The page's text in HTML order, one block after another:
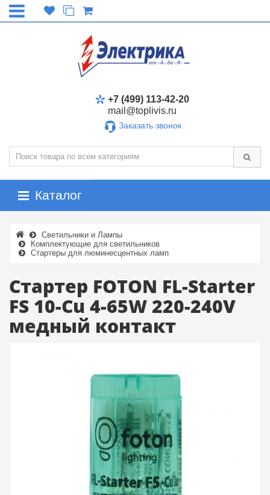
+7 (499) 113-42-20
mail@toplivis.ru
Заказать звонок
Каталог
Светильники и Лампы
Комплектующие для светильников
Стартеры для люминесцентных ламп
Стартер FOTON FL-Starter
FS 10-Cu 4-65W 220-240V
медный контакт